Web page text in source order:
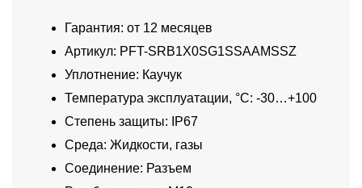
Гарантия: от 12 месяцев
Артикул: PFT-SRB1X0SG1SSAAMSSZ
Уплотнение: Каучук
Температура эксплуатации, °C: -30…+100
Степень защиты: IP67
Среда: Жидкости, газы
Соединение: Разъем